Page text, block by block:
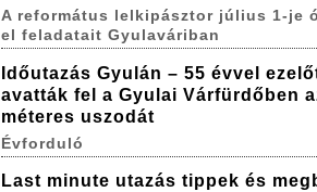
A református lelkipásztor július 1-je
el feladatait Gyulaváriban
Időutazás Gyulán – 55 évvel
avatták fel a Gyulai Várfürdőben
méteres uszodát
Évforduló
Last minute utazás tippek és